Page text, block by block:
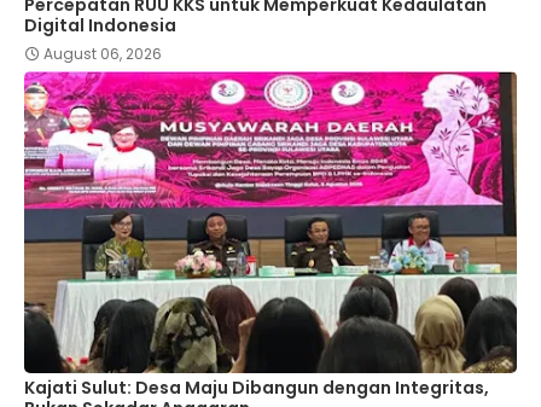
Digital Indonesia
August 06, 2026
Kajati Sulut: Desa Maju Dibangun dengan Integritas,